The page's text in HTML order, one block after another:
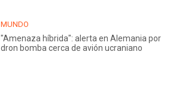
MUNDO
"Amenaza híbrida": alerta en Alemania por
dron bomba cerca de avión ucraniano